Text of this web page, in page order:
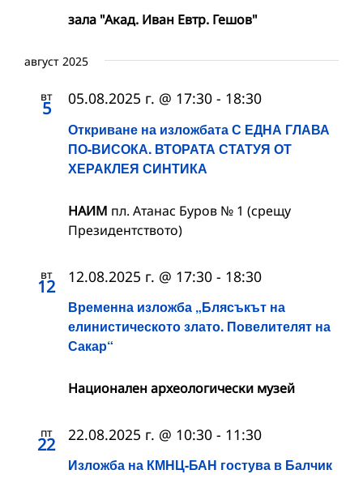
зала "Акад. Иван Евтр. Гешов"
август 2025
вт
5
Откриване на изложбата С ЕДНА ГЛАВА
ПО-ВИСОКА. ВТОРАТА СТАТУЯ ОТ
ХЕРАКЛЕЯ СИНТИКА
05.08.2025 г. @ 17:30 - 18:30
НАИМ пл. Атанас Буров № 1 (срещу
Президентството)
вт
12
Временна изложба „Блясъкът на
елинистическото злато. Повелителят на
Сакар“
12.08.2025 г. @ 17:30 - 18:30
Национален археологически музей
пт
22
Изложба на КМНЦ-БАН гостува в Балчик
22.08.2025 г. @ 10:30 - 11:30